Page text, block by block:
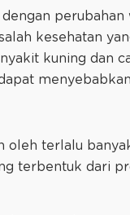
kesehatan
kuning dan
oleh terlalu
terbentuk dari